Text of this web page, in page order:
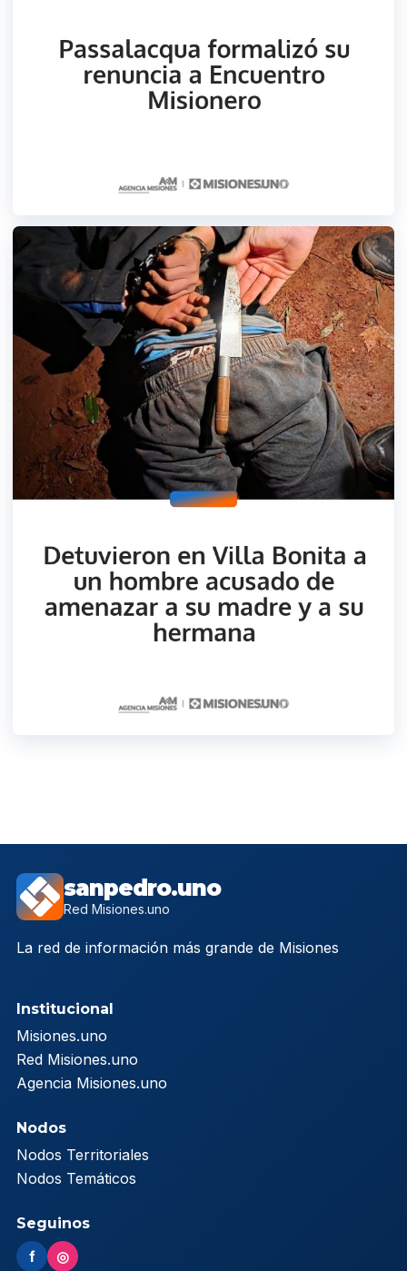
sanpedro.uno
Red Misiones.uno
La red de información más grande de Misiones
Institucional
Misiones.uno
Red Misiones.uno
Agencia Misiones.uno
Nodos
Nodos Territoriales
Nodos Temáticos
Seguinos
f ◎